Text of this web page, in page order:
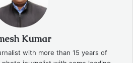
Kumar
with more than 15 years of